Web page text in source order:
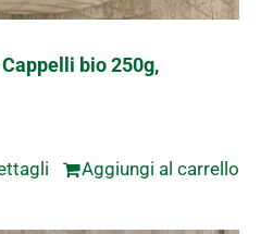
bio 250g,
Aggiungi al carrello